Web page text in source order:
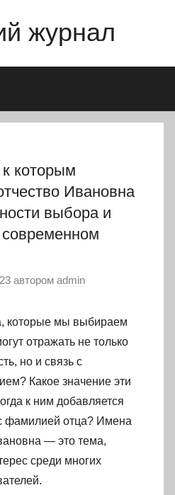
журнал
которым
Ивановна
выбора и
автором admin
которые мы выбираем
отражать не только
но и связь с
Какое значение эти
к ним добавляется
фамилией отца? Имена
— это тема,
среди многих